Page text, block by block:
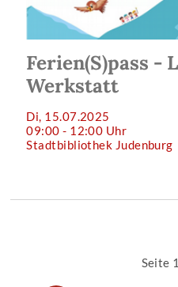
Ferien(S)pass -
Werkstatt
Di, 15.07.2025
09:00 - 12:00 Uhr
Stadtbibliothek Judenburg
Seite